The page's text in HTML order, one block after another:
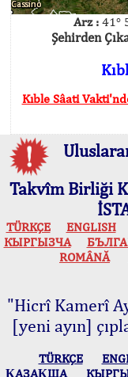
Arz :41°
Şehirden
Kıble Sâati
Takvîm Birliği
TÜRKÇE ENGLISH
КЫPГЫЗЧA
ROMÂNĂ
"Hicrî Kamerî
[yeni ayın]
TÜRKÇE
ҚАЗАҚША